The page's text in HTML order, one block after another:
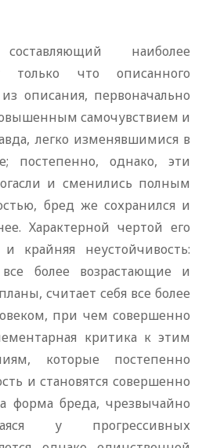
наиболее
только что описанного
описания, первоначально
самочувствием и
легко изменявшимися в
постепенно, однако, эти
и сменились полным
бред же сохранился и
Характерной чертой его
крайняя неустойчивость:
все более возрастающие и
считает себя все более
при чем совершенно
критика к этим
которые постепенно
и становятся совершенно
форма бреда, чрезвычайно
у прогрессивных